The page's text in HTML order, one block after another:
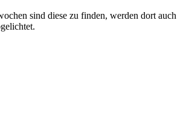
sind diese zu finden, werden dort auch